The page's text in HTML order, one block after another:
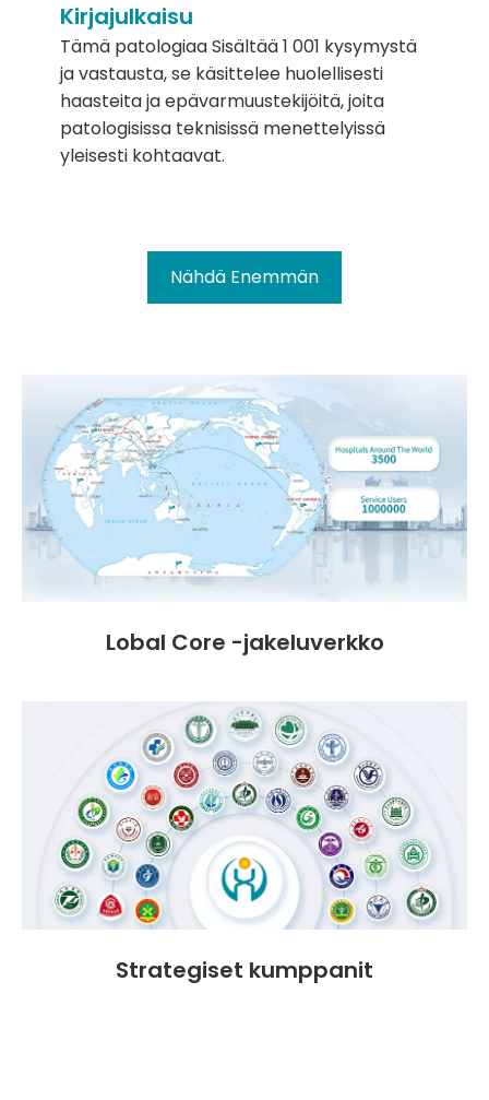
Kirjajulkaisu
Tämä patologiaa Sisältää 1 001 kysymystä
ja vastausta, se käsittelee huolellisesti
haasteita ja epävarmuustekijöitä, joita
patologisissa teknisissä menettelyissä
yleisesti kohtaavat.
Nähdä Enemmän
Lobal Core -jakeluverkko
Strategiset kumppanit